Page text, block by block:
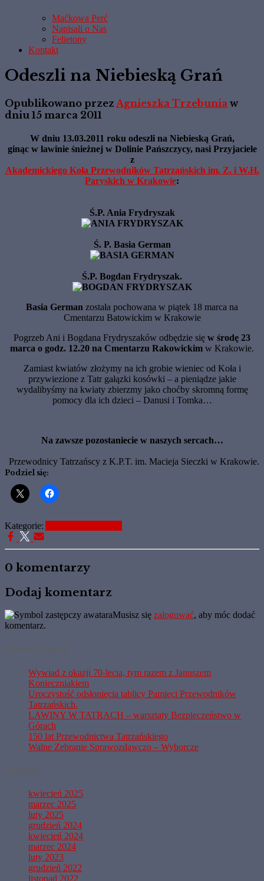
Maćkowa Perć
Napisali o Nas
Felietony
Kontakt
Odeszli na Niebieską Grań
Opublikowano przez Agnieszka Trzebunia w
dniu 15 marca 2011
W dniu 13.03.2011 roku odeszli na Niebieską Grań,
ginąc w lawinie śnieżnej w Dolinie Pańszczycy, nasi Przyjaciele
z
Akademickiego Koła Przewodników Tatrzańskich im. Z. i W.H.
Paryskich w Krakowie:
Ś.P. Ania Frydryszak
Ś. P. Basia German
Ś.P. Bogdan Frydryszak.
Basia German została pochowana w piątek 18 marca na
Cmentarzu Batowickim w Krakowie
Pogrzeb Ani i Bogdana Frydryszaków odbędzie się w środę 23
marca o godz. 12.20 na Cmentarzu Rakowickim w Krakowie.
Zamiast kwiatów złożymy na ich grobie wieniec od Koła i
przywiezione z Tatr gałązki kosówki – a pieniądze jakie
wydalibyśmy na kwiaty zbierzmy jako choćby skromną formę
pomocy dla ich dzieci – Danusi i Tomka…
Na zawsze pozostaniecie w naszych sercach…
Przewodnicy Tatrzańscy z K.P.T. im. Macieja Sieczki w Krakowie.
Podziel się:
Kategorie:
0 komentarzy
Dodaj komentarz
Musisz się zalogować, aby móc dodać
komentarz.
Wywiad z okazji 70-lecia, tym razem z Januszem
Konieczniakiem
Uroczystość odsłonięcia tablicy Pamięci Przewodników
Tatrzańskich.
LAWINY W TATRACH – warsztaty Bezpieczeństwo w
Górach
150 lat Przewodnictwa Tatrzańskiego
Walne Zebranie Sprawozdawczo – Wyborcze
kwiecień 2025
marzec 2025
luty 2025
grudzień 2024
kwiecień 2024
marzec 2024
luty 2023
grudzień 2022
listopad 2022